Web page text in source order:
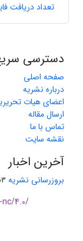
تعداد دریافت
دسترسی
صفحه اصلی
درباره نشریه
اعضای هیات
ارسال مقاله
تماس با ما
نقشه سایت
آخرین اخبار
بروزرسانی نشریه 11
4.0/